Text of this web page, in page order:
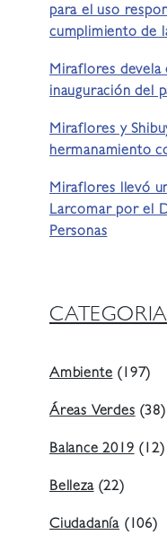
para el uso
cumplimiento de
Miraflores devela
inauguración del
Miraflores y
hermanamiento
Miraflores llevó
Larcomar por el
Personas
Ambiente (197)
Áreas Verdes (38)
Balance 2019 (12)
Belleza(22)
Ciudadanía (106)